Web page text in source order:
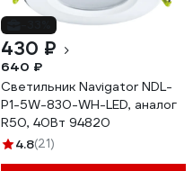
430 ₽
640 ₽
Светильник Navigator NDL-
P1-5W-830-WH-LED, аналог
R50, 40Вт 94820
4.8(21)